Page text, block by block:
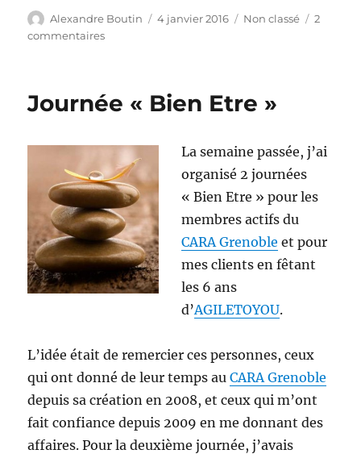
Auteur
Alexandre Boutin
Publié
4 janvier 2016 Catégories
Non classé
2
commentairessur
pour
Grenoble
2016
Journée « Bien Etre »
La semaine passée, j’ai
organisé 2 journées
« Bien Etre » pour les
membres actifs du
CARA Grenoble et pour
mes clients en fêtant
les 6 ans
d’AGILETOYOU.
L’idée était de remercier ces personnes, ceux
qui ont donné de leur temps auCARA Grenoble
depuis sa création en 2008, et ceux qui m’ont
fait confiance depuis 2009 en me donnant des
affaires. Pour la deuxième journée, j’avais